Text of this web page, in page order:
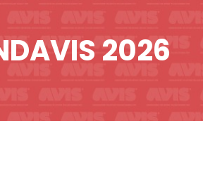
2026